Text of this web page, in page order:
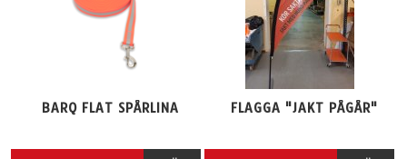
BARQ FLAT SPÅRLINA FLAGGA "JAKT PÅGÅR"